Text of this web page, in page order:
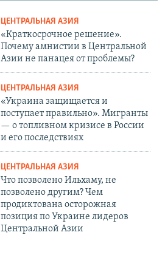
ЦЕНТРАЛЬНАЯ АЗИЯ
«Краткосрочное решение».
Почему амнистии в Центральной
Азии не панацея от проблемы?
ЦЕНТРАЛЬНАЯ АЗИЯ
«Украина защищается и
поступает правильно». Мигранты
— о топливном кризисе в России
и его последствиях
ЦЕНТРАЛЬНАЯ АЗИЯ
Что позволено Ильхаму, не
позволено другим? Чем
продиктована осторожная
позиция по Украине лидеров
Центральной Азии